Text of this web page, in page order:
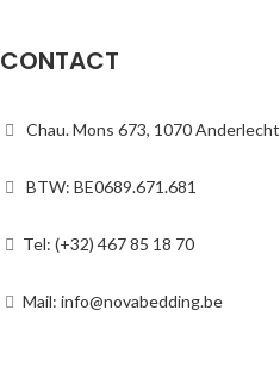
CONTACT
Chau. Mons 673, 1070 Anderlecht
BTW: BE0689.671.681
Tel: (+32) 467 85 18 70
Mail: info@novabedding.be